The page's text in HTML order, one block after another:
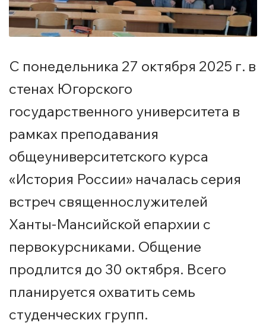
С понедельника 27 октября 2025 г. в
стенах Югорского
государственного университета в
рамках преподавания
общеуниверситетского курса
«История России» началась серия
встреч священнослужителей
Ханты-Мансийской епархии с
первокурсниками. Общение
продлится до 30 октября. Всего
планируется охватить семь
студенческих групп.